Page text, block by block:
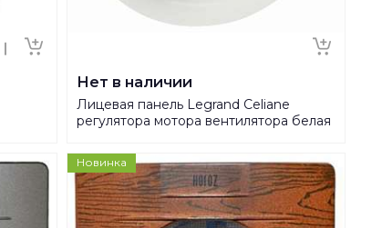
Нет в наличии
Лицевая панель Legrand Celiane
регулятора мотора вентилятора белая
Новинка